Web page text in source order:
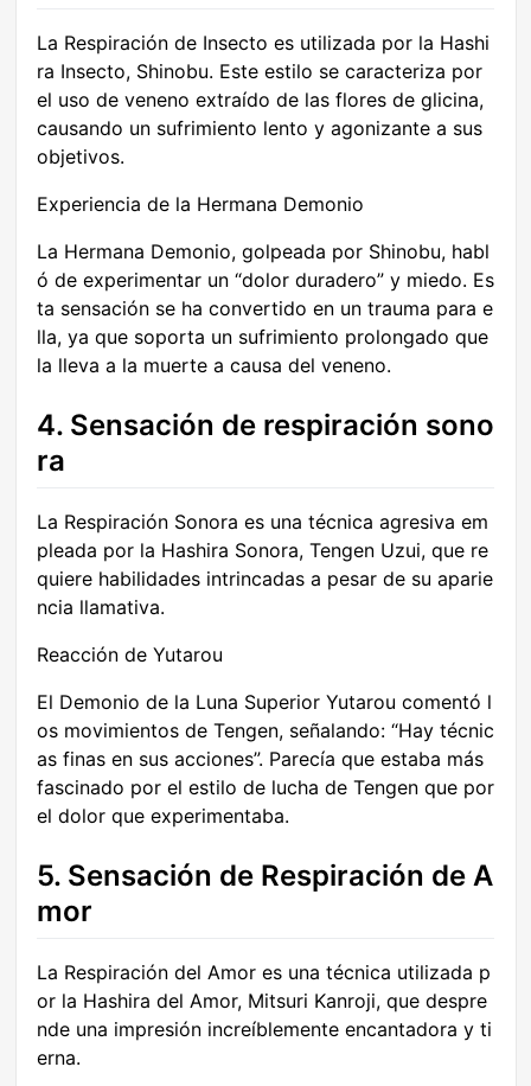
La Respiración de Insecto es utilizada por la Hashi
ra Insecto, Shinobu. Este estilo se caracteriza por
el uso de veneno extraído de las flores de glicina,
causando un sufrimiento lento y agonizante a sus
objetivos.
Experiencia de la Hermana Demonio
La Hermana Demonio, golpeada por Shinobu, habl
ó de experimentar un “dolor duradero” y miedo. Es
ta sensación se ha convertido en un trauma para e
lla, ya que soporta un sufrimiento prolongado que
la lleva a la muerte a causa del veneno.
4. Sensación de respiración sono
ra
La Respiración Sonora es una técnica agresiva em
pleada por la Hashira Sonora, Tengen Uzui, que re
quiere habilidades intrincadas a pesar de su aparie
ncia llamativa.
Reacción de Yutarou
El Demonio de la Luna Superior Yutarou comentó l
os movimientos de Tengen, señalando: “Hay técnic
as finas en sus acciones”. Parecía que estaba más
fascinado por el estilo de lucha de Tengen que por
el dolor que experimentaba.
5. Sensación de Respiración de A
mor
La Respiración del Amor es una técnica utilizada p
or la Hashira del Amor, Mitsuri Kanroji, que despre
nde una impresión increíblemente encantadora y ti
erna.